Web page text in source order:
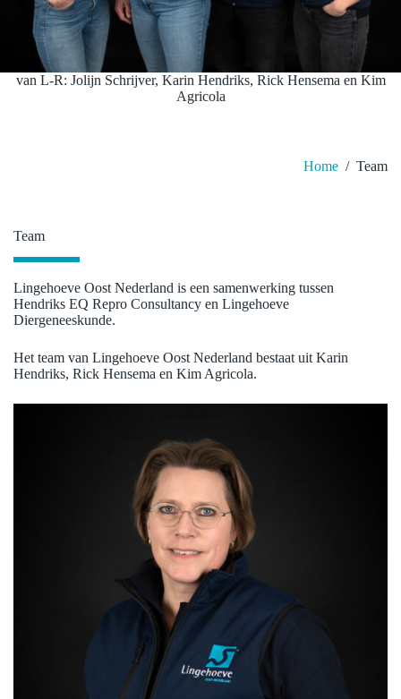
van L-R: Jolijn Schrijver, Karin Hendriks, Rick Hensema en Kim
Agricola
Home / Team
Team
Lingehoeve Oost Nederland is een samenwerking tussen
Hendriks EQ Repro Consultancy en Lingehoeve
Diergeneeskunde.
Het team van Lingehoeve Oost Nederland bestaat uit Karin
Hendriks, Rick Hensema en Kim Agricola.